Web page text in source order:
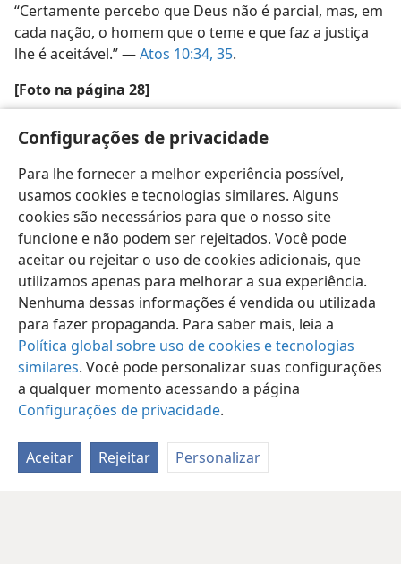
Configurações de privacidade
Para lhe fornecer a melhor experiência possível,
usamos cookies e tecnologias similares. Alguns
cookies são necessários para que o nosso site
funcione e não podem ser rejeitados. Você pode
aceitar ou rejeitar o uso de cookies adicionais, que
utilizamos apenas para melhorar a sua experiência.
Nenhuma dessas informações é vendida ou utilizada
para fazer propaganda. Para saber mais, leia a
Política global sobre uso de cookies e tecnologias
similares. Você pode personalizar suas configurações
a qualquer momento acessando a página
Configurações de privacidade.
Aceitar Rejeitar Personalizar
“Certamente percebo que Deus não é parcial, mas, em
cada nação, o homem que o teme e que faz a justiça
lhe é aceitável.” —Atos 10:34, 35.
[Foto na página 28]
Deus fará com que se faça justiça aos seus escolhidos
que clamam a ele.